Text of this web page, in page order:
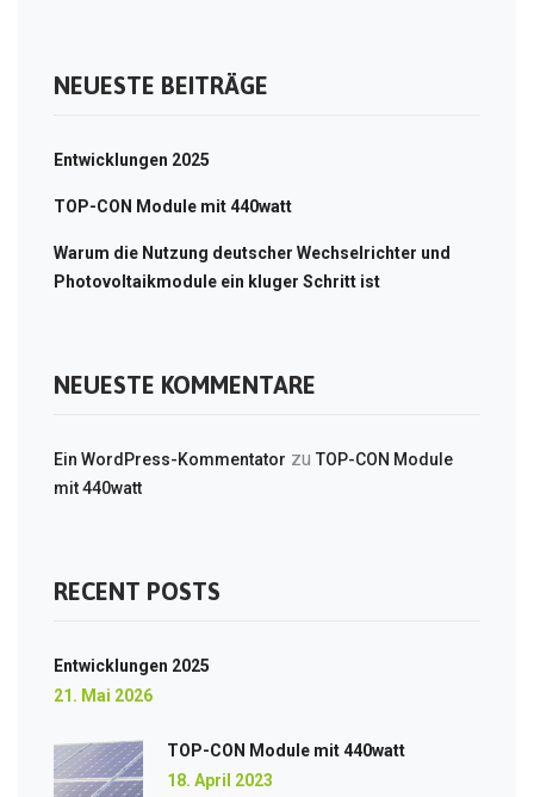
NEUESTE BEITRÄGE
Entwicklungen 2025
TOP-CON Module mit 440watt
Warum die Nutzung deutscher Wechselrichter und
Photovoltaikmodule ein kluger Schritt ist
NEUESTE KOMMENTARE
Ein WordPress-Kommentator zu TOP-CON Module
mit 440watt
RECENT POSTS
Entwicklungen 2025
21. Mai 2026
TOP-CON Module mit 440watt
18. April 2023